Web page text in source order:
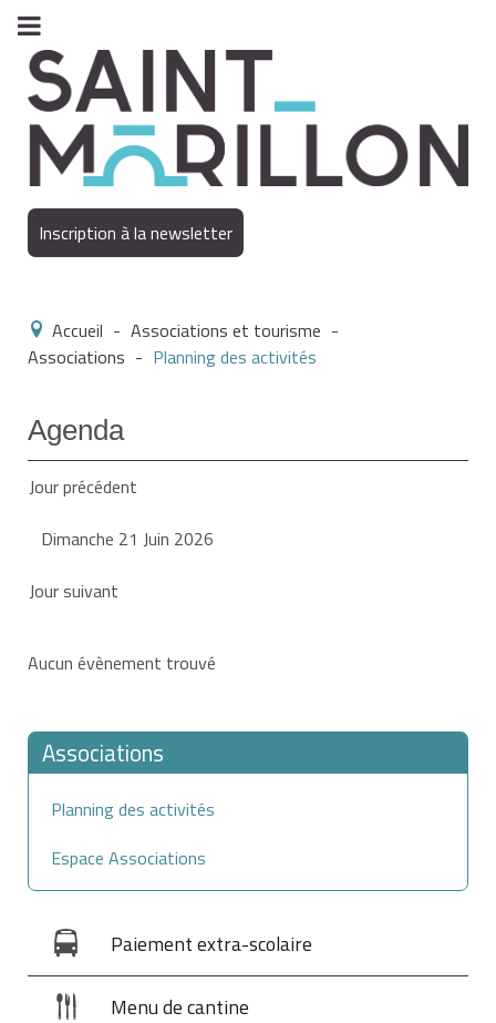
Inscription à la newsletter
Accueil - Associations et tourisme -
Associations - Planning des activités
Agenda
Jour précédent
Dimanche 21 Juin 2026
Jour suivant
Aucun évènement trouvé
Associations
Planning des activités
Espace Associations
Paiement extra-scolaire
Menu de cantine